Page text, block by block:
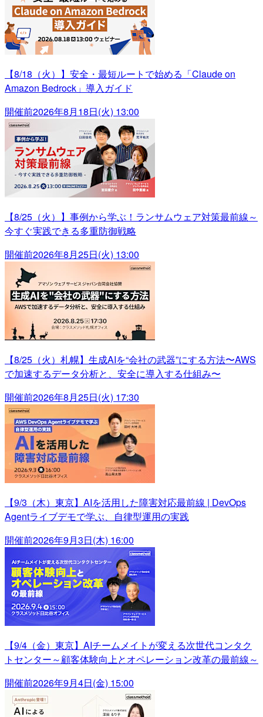
【8/18（火）】安全・最短ルートで始める「Claude on
Amazon Bedrock」導入ガイド
開催前2026年8月18日(火) 13:00
【8/25（火）】事例から学ぶ！ランサムウェア対策最前線～
今すぐ実践できる多重防御戦略
開催前2026年8月25日(火) 13:00
【8/25（火）札幌】生成AIを“会社の武器”にする方法〜AWS
で加速するデータ分析と、安全に導入する仕組み〜
開催前2026年8月25日(火) 17:30
【9/3（木）東京】AIを活用した障害対応最前線 | DevOps
Agentライブデモで学ぶ、自律型運用の実践
開催前2026年9月3日(木) 16:00
【9/4（金）東京】AIチームメイトが変える次世代コンタク
トセンター～顧客体験向上とオペレーション改革の最前線～
開催前2026年9月4日(金) 15:00